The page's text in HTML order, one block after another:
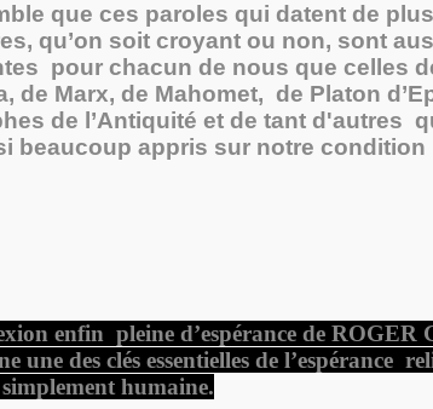
que ces paroles qui datent de
qu’on soit croyant ou non, sont
pour chacun de nous que celles
de Marx, de Mahomet, de Platon
de l’Antiquité et de tant d'autres
beaucoup appris sur notre condition
enfin pleine d’espérance de ROGER
une des clés essentielles de l’espérance
humaine.